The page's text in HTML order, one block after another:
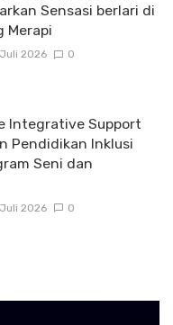
Sensasi berlari di
Merapi
2026 0
Integrative Support
Pendidikan Inklusi
Seni dan
2026 0